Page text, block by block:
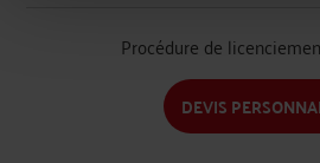
Procédure de
DEVIS